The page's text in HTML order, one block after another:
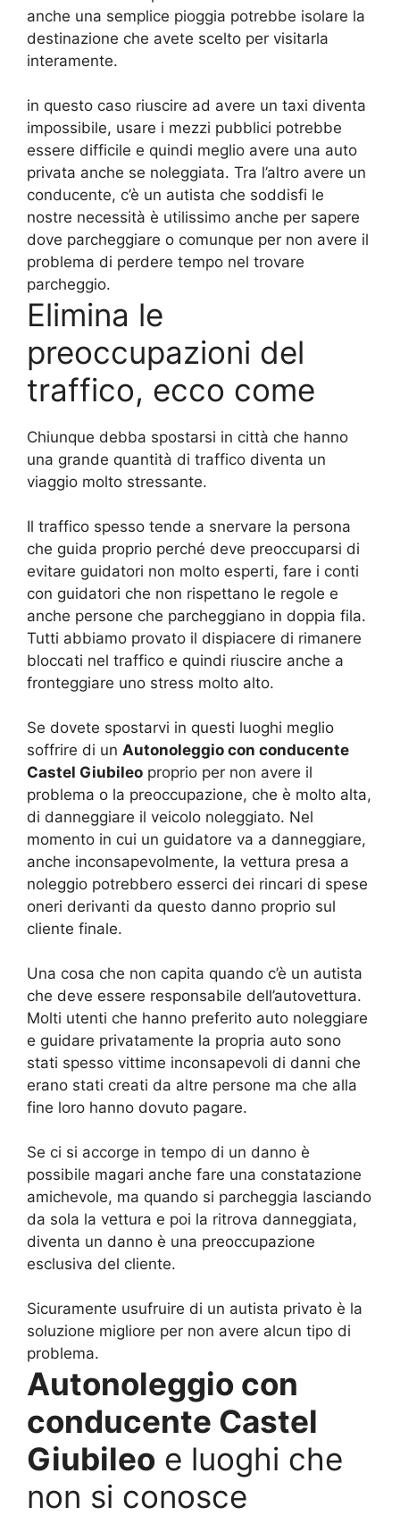
anche una semplice pioggia potrebbe isolare la
destinazione che avete scelto per visitarla
interamente.
in questo caso riuscire ad avere un taxi diventa
impossibile, usare i mezzi pubblici potrebbe
essere difficile e quindi meglio avere una auto
privata anche se noleggiata. Tra l’altro avere un
conducente, c’è un autista che soddisfi le
nostre necessità è utilissimo anche per sapere
dove parcheggiare o comunque per non avere il
problema di perdere tempo nel trovare
parcheggio.
Elimina le
preoccupazioni del
traffico, ecco come
Chiunque debba spostarsi in città che hanno
una grande quantità di traffico diventa un
viaggio molto stressante.
Il traffico spesso tende a snervare la persona
che guida proprio perché deve preoccuparsi di
evitare guidatori non molto esperti, fare i conti
con guidatori che non rispettano le regole e
anche persone che parcheggiano in doppia fila.
Tutti abbiamo provato il dispiacere di rimanere
bloccati nel traffico e quindi riuscire anche a
fronteggiare uno stress molto alto.
Se dovete spostarvi in questi luoghi meglio
soffrire di un Autonoleggio con conducente
Castel Giubileo proprio per non avere il
problema o la preoccupazione, che è molto alta,
di danneggiare il veicolo noleggiato. Nel
momento in cui un guidatore va a danneggiare,
anche inconsapevolmente, la vettura presa a
noleggio potrebbero esserci dei rincari di spese
oneri derivanti da questo danno proprio sul
cliente finale.
Una cosa che non capita quando c’è un autista
che deve essere responsabile dell’autovettura.
Molti utenti che hanno preferito auto noleggiare
e guidare privatamente la propria auto sono
stati spesso vittime inconsapevoli di danni che
erano stati creati da altre persone ma che alla
fine loro hanno dovuto pagare.
Se ci si accorge in tempo di un danno è
possibile magari anche fare una constatazione
amichevole, ma quando si parcheggia lasciando
da sola la vettura e poi la ritrova danneggiata,
diventa un danno è una preoccupazione
esclusiva del cliente.
Sicuramente usufruire di un autista privato è la
soluzione migliore per non avere alcun tipo di
problema.
Autonoleggio con
conducente Castel
Giubileo e luoghi che
non si conosce